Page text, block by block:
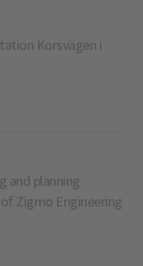
Korsvägen i
and planning
Zigmo Engineering